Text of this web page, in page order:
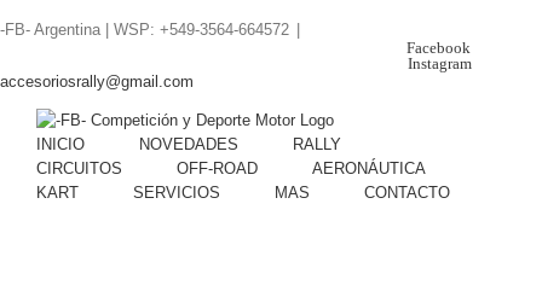
to
-FB- Argentina | WSP: +549-3564-664572
accesoriosrally@gmail.com
Facebook
Instagram
INICIO NOVEDADES
RALLY
CIRCUITOS
OFF-ROAD
AERONÁUTICA
KART
SERVICIOS MAS CONTACTO